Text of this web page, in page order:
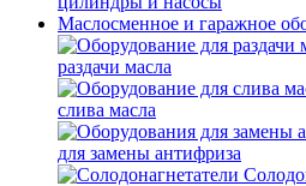
Маслосменное и гаражное
раздачи масла
слива масла
для замены антифриза